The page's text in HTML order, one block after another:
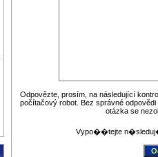
Odpovězte, prosím, na následující
počítačový robot. Bez správné
otázka se
Vypo��tejte